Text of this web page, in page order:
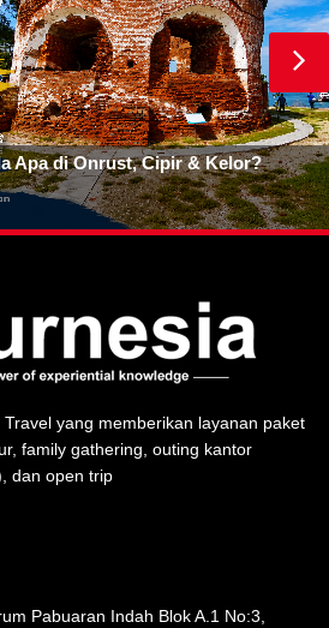
Apa di Onrust, Cipir & Kelor?
yang memberikan layanan paket
family gathering, outing kantor
dan open trip
Pabuaran Indah Blok A.1 No:3,